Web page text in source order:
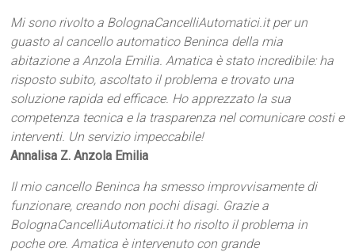
Mi sono rivolto a BolognaCancelliAutomatici.it per un
guasto al cancello automatico Beninca della mia
abitazione a Anzola Emilia. Amatica è stato incredibile: ha
risposto subito, ascoltato il problema e trovato una
soluzione rapida ed efficace. Ho apprezzato la sua
competenza tecnica e la trasparenza nel comunicare costi e
interventi. Un servizio impeccabile!
Annalisa Z. Anzola Emilia
Il mio cancello Beninca ha smesso improvvisamente di
funzionare, creando non pochi disagi. Grazie a
BolognaCancelliAutomatici.it ho risolto il problema in
poche ore. Amatica è intervenuto con grande